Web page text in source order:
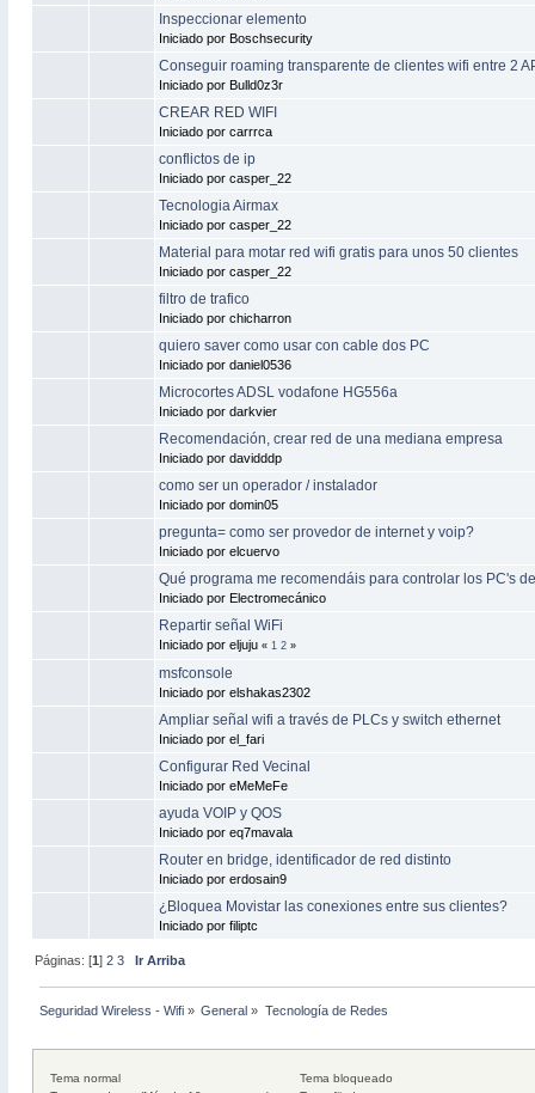
Inspeccionar elemento
Iniciado por Boschsecurity
Conseguir roaming transparente de clientes wifi entre 2
Iniciado por Bulld0z3r
CREAR RED WIFI
Iniciado por carrrca
conflictos de ip
Iniciado por casper_22
Tecnologia Airmax
Iniciado por casper_22
Material para motar red wifi gratis para unos 50 clientes
Iniciado por casper_22
filtro de trafico
Iniciado por chicharron
quiero saver como usar con cable dos PC
Iniciado por daniel0536
Microcortes ADSL vodafone HG556a
Iniciado por darkvier
Recomendación, crear red de una mediana empresa
Iniciado por davidddp
como ser un operador / instalador
Iniciado por domin05
pregunta= como ser provedor de internet y voip?
Iniciado por elcuervo
Qué programa me recomendáis para controlar los PC's
Iniciado por Electromecánico
Repartir señal WiFi
Iniciado por eljuju « 1 2»
msfconsole
Iniciado por elshakas2302
Ampliar señal wifi a través de PLCs y switch ethernet
Iniciado por el_fari
Configurar Red Vecinal
Iniciado por eMeMeFe
ayuda VOIP y QOS
Iniciado por eq7mavala
Router en bridge, identificador de red distinto
Iniciado por erdosain9
¿Bloquea Movistar las conexiones entre sus clientes?
Iniciado por filiptc
Páginas: [1] 2 3 Ir Arriba
Seguridad Wireless - Wifi» General » Tecnología de Redes
Tema normal
Tema bloqueado